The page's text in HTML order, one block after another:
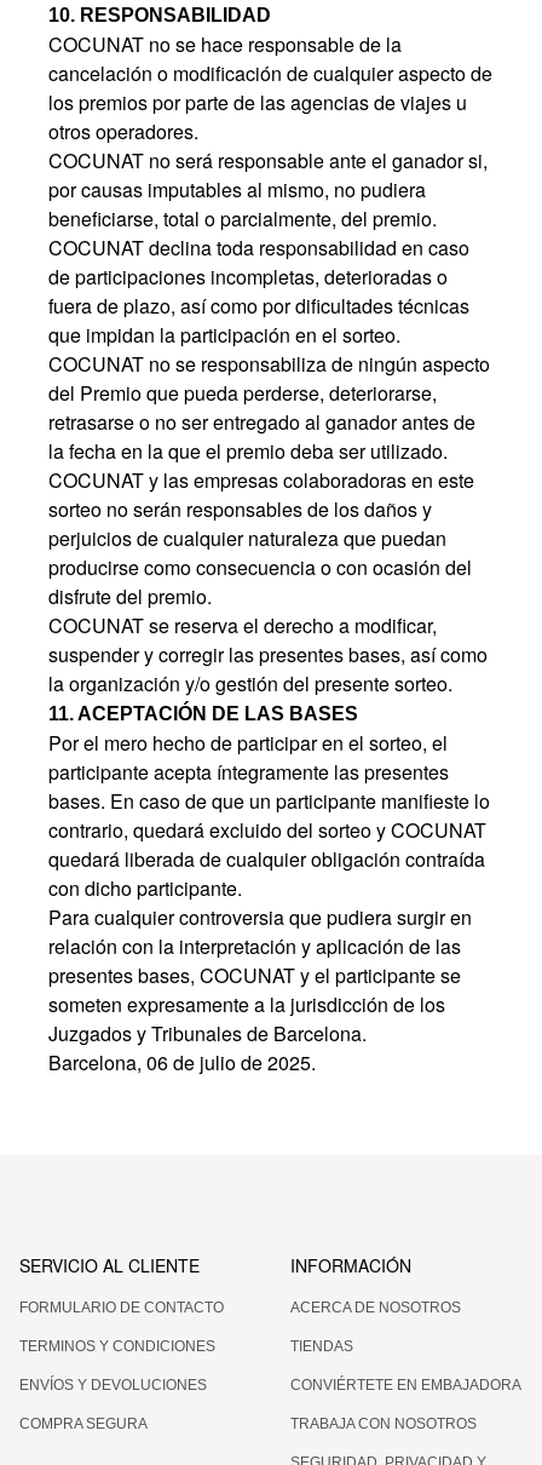
10. RESPONSABILIDAD
COCUNAT no se hace responsable de la
cancelación o modificación de cualquier aspecto de
los premios por parte de las agencias de viajes u
otros operadores.
COCUNAT no será responsable ante el ganador si,
por causas imputables al mismo, no pudiera
beneficiarse, total o parcialmente, del premio.
COCUNAT declina toda responsabilidad en caso
de participaciones incompletas, deterioradas o
fuera de plazo, así como por dificultades técnicas
que impidan la participación en el sorteo.
COCUNAT no se responsabiliza de ningún aspecto
del Premio que pueda perderse, deteriorarse,
retrasarse o no ser entregado al ganador antes de
la fecha en la que el premio deba ser utilizado.
COCUNAT y las empresas colaboradoras en este
sorteo no serán responsables de los daños y
perjuicios de cualquier naturaleza que puedan
producirse como consecuencia o con ocasión del
disfrute del premio.
COCUNAT se reserva el derecho a modificar,
suspender y corregir las presentes bases, así como
la organización y/o gestión del presente sorteo.
11. ACEPTACIÓN DE LAS BASES
Por el mero hecho de participar en el sorteo, el
participante acepta íntegramente las presentes
bases. En caso de que un participante manifieste lo
contrario, quedará excluido del sorteo y COCUNAT
quedará liberada de cualquier obligación contraída
con dicho participante.
Para cualquier controversia que pudiera surgir en
relación con la interpretación y aplicación de las
presentes bases, COCUNAT y el participante se
someten expresamente a la jurisdicción de los
Juzgados y Tribunales de Barcelona.
Barcelona, 06 de julio de 2025.
SERVICIO AL CLIENTE
FORMULARIO DE CONTACTO
TERMINOS Y CONDICIONES
ENVÍOS Y DEVOLUCIONES
COMPRA SEGURA
INFORMACIÓN
ACERCA DE NOSOTROS
TIENDAS
CONVIÉRTETE EN EMBAJADORA
TRABAJA CON NOSOTROS